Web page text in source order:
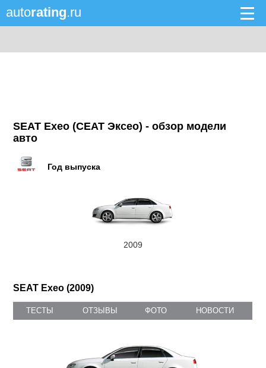
autorating.ru
SEAT Exeo (СЕАТ Эксео) - обзор модели
авто
Год выпуска
2009
SEAT Exeo (2009)
ТЕСТЫ ОТЗЫВЫ ФОТО НОВОСТИ